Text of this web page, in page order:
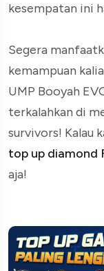
kesempatan ini
Segera
kemampuan
UMP Booyah
terkalahkan di
survivors! Kalau
top up diamond
aja!